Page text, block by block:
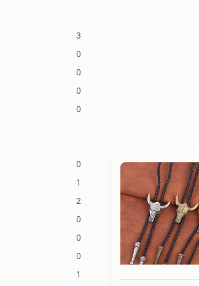
3
0
0
0
0
0
1
2
0
0
0
1